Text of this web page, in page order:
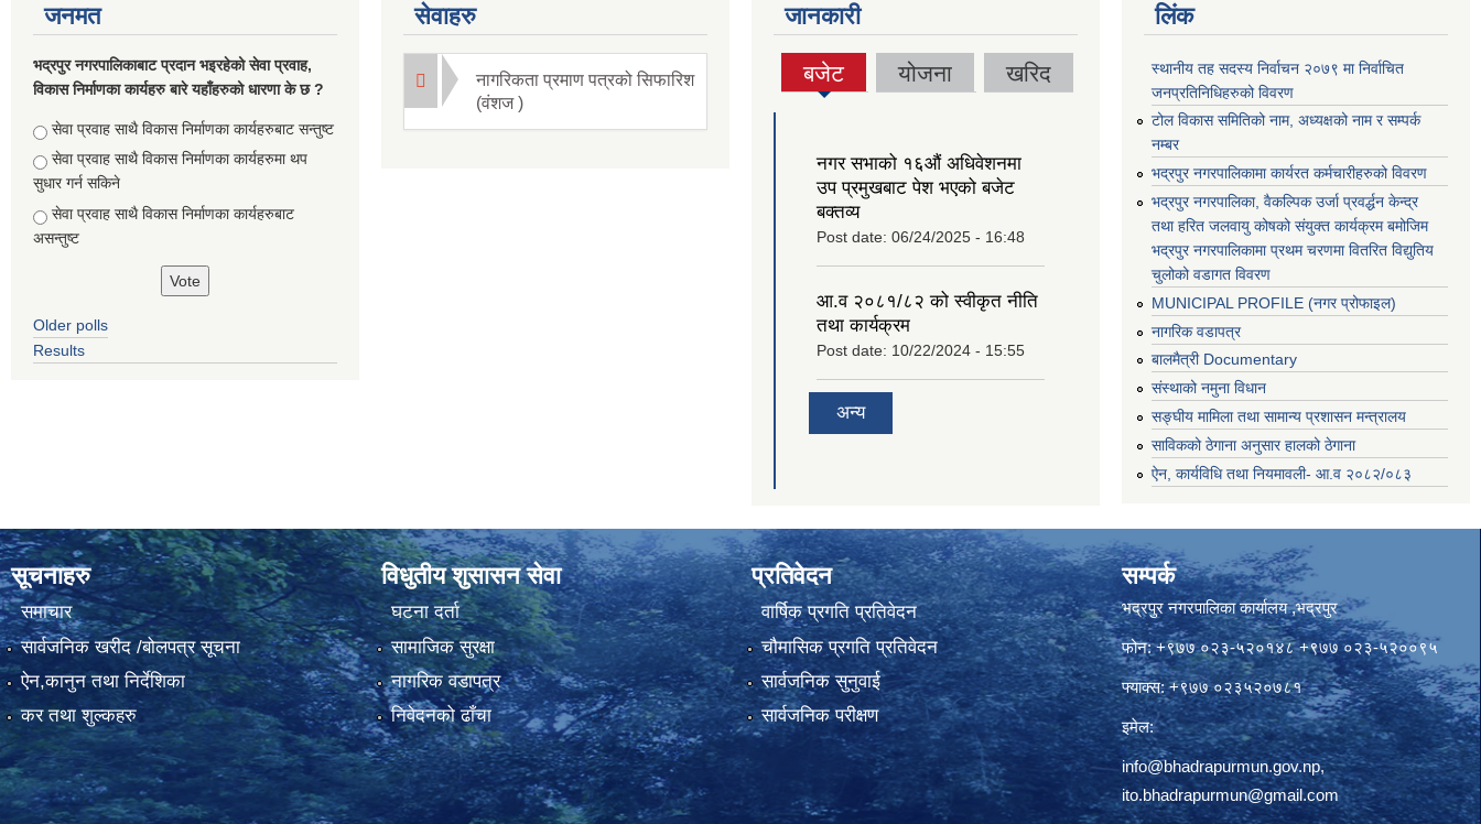
जनमत
भद्रपुर नगरपालिकाबाट प्रदान भइरहेको सेवा प्रवाह,
विकास निर्माणका कार्यहरु बारे यहाँहरुको धारणा के छ ?
Choices
सेवा प्रवाह साथै विकास निर्माणका कार्यहरुबाट सन्तुष्ट
सेवा प्रवाह साथै विकास निर्माणका कार्यहरुमा थप
सुधार गर्न सकिने
सेवा प्रवाह साथै विकास निर्माणका कार्यहरुबाट
असन्तुष्ट
Older polls
Results
सेवाहरु
नागरिकता प्रमाण पत्रको सिफारिश
(वंशज )
जानकारी
बजेट
(active
योजना खरिद
नगर सभाको १६‍औं अधिवेशनमा
उप प्रमुखबाट पेश भएको बजेट
बक्तव्य
Post date: 06/24/2025 - 16:48
आ.व २०८१/८२ को स्वीकृत नीति
तथा कार्यक्रम
Post date: 10/22/2024 - 15:55
अन्य
लिंक
स्थानीय तह सदस्य निर्वाचन २०७९ मा निर्वाचित
जनप्रतिनिधिहरुको विवरण
टोल विकास समितिको नाम, अध्यक्षको नाम र सम्पर्क
नम्बर
भद्रपुर नगरपालिकामा कार्यरत कर्मचारीहरुको विवरण
भद्रपुर नगरपालिका, वैकल्पिक उर्जा प्रवर्द्धन केन्द्र
तथा हरित जलवायु कोषको संयुक्त कार्यक्रम बमोजिम
भद्रपुर नगरपालिकामा प्रथम चरणमा वितरित विद्युतिय
चुलोको वडागत विवरण
MUNICIPAL PROFILE (नगर प्रोफाइल)
नागरिक वडापत्र
बालमैत्री Documentary
संस्थाको नमुना विधान
सङ्घीय मामिला तथा सामान्य प्रशासन मन्त्रालय
साविकको ठेगाना अनुसार हालको ठेगाना
ऐन, कार्यविधि तथा नियमावली- आ.व २०८२/०८३
सूचनाहरु
समाचार
सार्वजनिक खरीद /बोलपत्र सूचना
ऐन,कानुन तथा निर्देशिका
कर तथा शुल्कहरु
विधुतीय शुसासन सेवा
घटना दर्ता
सामाजिक सुरक्षा
नागरिक वडापत्र
निवेदनको ढाँचा
प्रतिवेदन
वार्षिक प्रगति प्रतिवेदन
चौमासिक प्रगति प्रतिवेदन
सार्वजनिक सुनुवाई
सार्वजनिक परीक्षण
सम्पर्क
भद्रपुर नगरपालिका कार्यालय ,भद्रपुर
फोन: +९७७ ०२३-५२०१४८ +९७७ ०२३-५२००९५
फ्याक्स: +९७७ ०२३५२०७८१
इमेल:
info@bhadrapurmun.gov.np,
ito.bhadrapurmun@gmail.com